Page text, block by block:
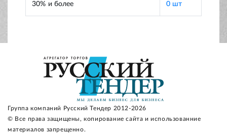
30% и более 0 шт
Группа компаний Русский Тендер 2012-2026
© Все права защищены, копирование сайта и использованние
материалов запрещенно.